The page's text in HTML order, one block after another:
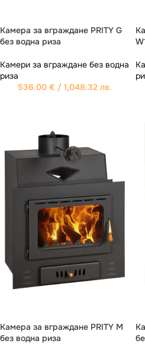
Камера за вграждане PRITY G
без водна риза
Камери за вграждане без водна
риза
536.00 € / 1,048.32 лв.
Камера за вграждане PRITY M
без водна риза